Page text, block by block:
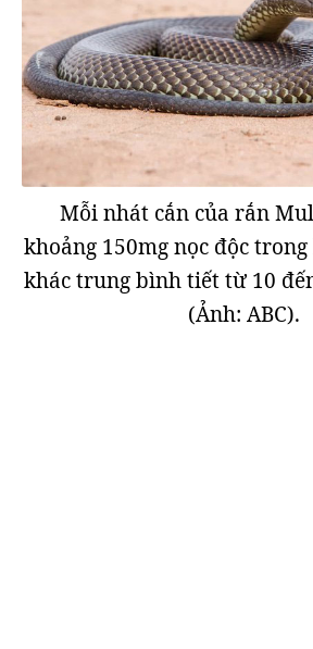
Mỗi nhát cắn của rắn
khoảng 150mg nọc độc
khác trung bình tiết từ 10
(Ảnh: ABC).